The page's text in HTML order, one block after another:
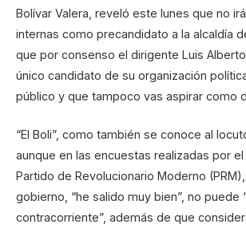
Bolívar Valera, reveló este lunes que no
internas como precandidato a la alcaldía
que por consenso el dirigente Luis
único candidato de su organización
público y que tampoco vas aspirar como
“El Boli”, como también se conoce al
aunque en las encuestas realizadas por el
Partido de Revolucionario Moderno
gobierno, “he salido muy bien”, no puede
contracorriente”, además de que